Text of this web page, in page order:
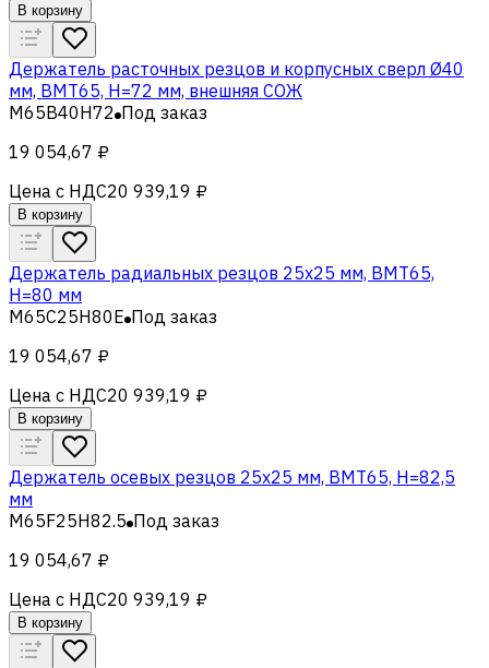
В корзину
Держатель расточных резцов и корпусных сверл Ø40
мм, BMT65, H=72 мм, внешняя СОЖ
M65B40H72 Под заказ
19 054,67 ₽
Цена с НДС20 939,19 ₽
В корзину
Держатель радиальных резцов 25х25 мм, BMT65,
H=80 мм
M65C25H80E Под заказ
19 054,67 ₽
Цена с НДС20 939,19 ₽
В корзину
Держатель осевых резцов 25х25 мм, BMT65, H=82,5
мм
M65F25H82.5 Под заказ
19 054,67 ₽
Цена с НДС20 939,19 ₽
В корзину